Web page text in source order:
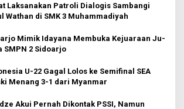
Laksanakan Patroli Dialogis Sambangi
Wathan di SMK 3 Muhammadiyah
Mimik Idayana Membuka Kejuaraan Ju-
SMPN 2 Sidoarjo
U-22 Gagal Lolos ke Semifinal SEA
Menang 3-1 dari Myanmar
Akui Pernah Dikontak PSSI, Namun